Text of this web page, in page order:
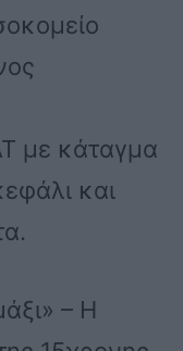
με κάταγμα
και
– Η